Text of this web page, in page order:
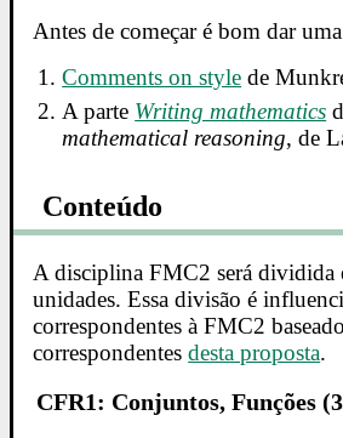
Antes de começar é bom dar
Comments on style de
A parte Writing mathematics
mathematical reasoning, de
Conteúdo
A disciplina FMC2 será dividida
unidades. Essa divisão é
correspondentes à FMC2
correspondentesdesta proposta.
CFR1: Conjuntos, Funções